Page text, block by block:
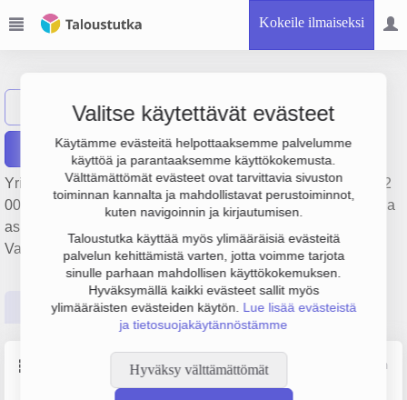
Kokeile ilmaiseksi
Valitse käytettävät evästeet
Käytämme evästeitä helpottaaksemme palvelumme
käyttöä ja parantaaksemme käyttökokemusta.
Välttämättömät evästeet ovat tarvittavia sivuston
toiminnan kannalta ja mahdollistavat perustoiminnot,
kuten navigoinnin ja kirjautumisen.
Taloustutka käyttää myös ylimääräisiä evästeitä
palvelun kehittämistä varten, jotta voimme tarjota
sinulle parhaan mahdollisen käyttökokemuksen.
Hyväksymällä kaikki evästeet sallit myös
ylimääräisten evästeiden käytön. Lue lisää evästeistä
ja tietosuojakäytännöstämme
Hyväksy välttämättömät
Näytä haku V.E.A. Invest Oy
Raportit
Yrityksen V.E.A. Invest Oy liikevaihto on 474 000 €, tulos -22
000 € ja henkilöstömäärä 1. Sen päätoimiala on Asuntojen ja
asuinkiinteistöjen hallinta, perustamisvuosi 1978 ja sijainti
Vaasa. Yrityksen yhtiömuoto Osakeyhtiö (OY).
Perustiedot Tilinpäätösluvut Päättäjätiedot
Lähde: YTJ, PRH, Traficom